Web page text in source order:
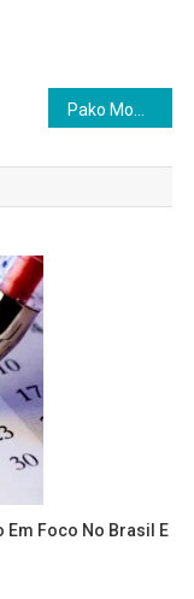
Foco No Brasil E